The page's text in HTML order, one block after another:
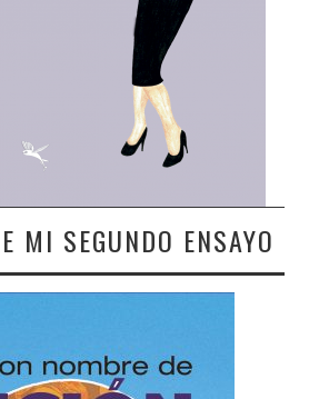
MI SEGUNDO ENSAYO